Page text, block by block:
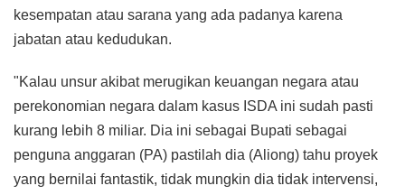
kesempatan atau sarana yang ada padanya karena
jabatan atau kedudukan.
"Kalau unsur akibat merugikan keuangan negara atau
perekonomian negara dalam kasus ISDA ini sudah pasti
kurang lebih 8 miliar. Dia ini sebagai Bupati sebagai
penguna anggaran (PA) pastilah dia (Aliong) tahu proyek
yang bernilai fantastik, tidak mungkin dia tidak intervensi,